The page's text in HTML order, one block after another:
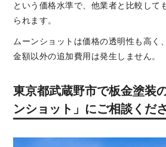
という価格水準で、他業者と比較して
られます。
ムーンショットは価格の透明性も高く
金額以外の追加費用は発生しません。
東京都武蔵野市で板金塗装
ンショット」にご相談くだ